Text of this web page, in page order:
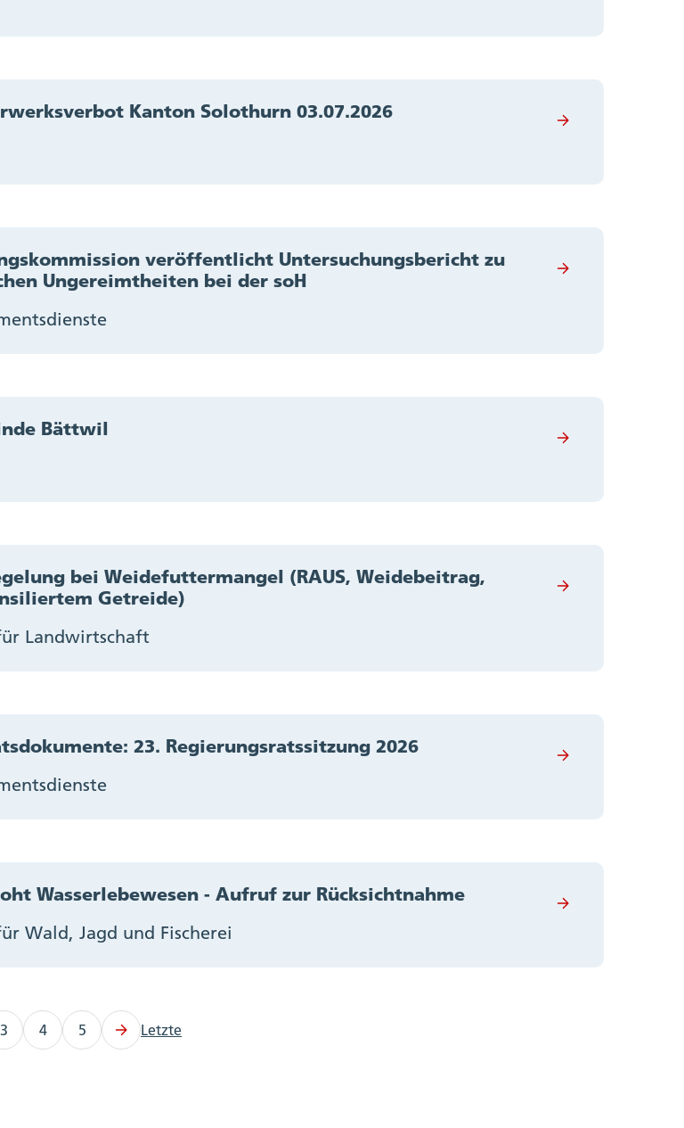
Kanton Solothurn 03.07.2026
veröffentlicht Untersuchungsbericht zu
Ungereimtheiten bei der soH
Bättwil
bei Weidefuttermangel (RAUS, Weidebeitrag,
Getreide)
Landwirtschaft
23. Regierungsratssitzung 2026
Wasserlebewesen - Aufruf zur Rücksichtnahme
Wald, Jagd und Fischerei
3 4 5 Letzte